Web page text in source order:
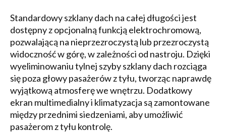
Standardowy szklany dach na całej długości jest
dostępny z opcjonalną funkcją elektrochromową,
pozwalającą na nieprzezroczystą lub przezroczystą
widoczność w górę, w zależności od nastroju. Dzięki
wyeliminowaniu tylnej szyby szklany dach rozciąga
się poza głowy pasażerów z tyłu, tworząc naprawdę
wyjątkową atmosferę we wnętrzu. Dodatkowy
ekran multimedialny i klimatyzacja są zamontowane
między przednimi siedzeniami, aby umożliwić
pasażerom z tyłu kontrolę.